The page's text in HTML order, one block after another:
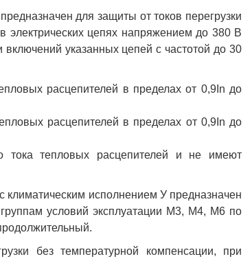
для защиты от токов перегрузки
электрических цепях напряжением до 380 В
указанных цепей с частотой до 30
расцепителей в пределах от 0,9In до
расцепителей в пределах от 0,9In до
тока тепловых расцепителей и не имеют
исполнением У предназначен
условий эксплуатации М3, М4, М6 по
без температурной компенсации, при